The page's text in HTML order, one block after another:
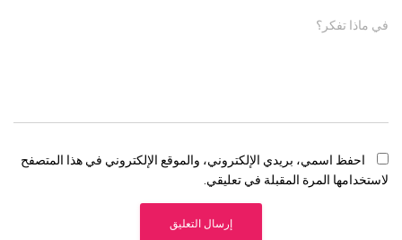
في ماذا تفكر؟
احفظ اسمي، بريدي الإلكتروني، والموقع الإلكتروني في هذا المتصفح
لاستخدامها المرة المقبلة في تعليقي.